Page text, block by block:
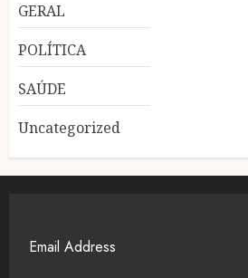
GERAL
POLÍTICA
SAÚDE
Uncategorized